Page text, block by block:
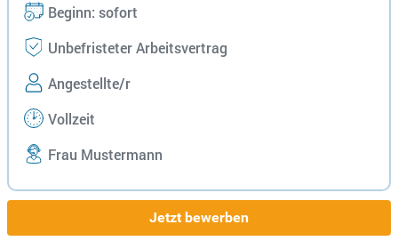
Beginn: sofort
Unbefristeter Arbeitsvertrag
Angestellte/r
Vollzeit
Frau Mustermann
Jetzt bewerben